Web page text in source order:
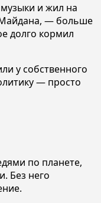
и жил на
Майдана, — больше
долго кормил
у собственного
— просто
по планете,
Без него